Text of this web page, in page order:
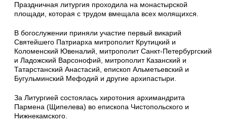
Праздничная литургия проходила на монастырской
площади, которая с трудом вмещала всех молящихся.
В богослужении приняли участие первый викарий
Святейшего Патриарха митрополит Крутицкий и
Коломенский Ювеналий, митрополит Санкт-Петербургский
и Ладожский Варсонофий, митрополит Казанский и
Татарстанский Анастасий, епископ Альметьевский и
Бугульминский Мефодий и другие архипастыри.
За Литургией состоялась хиротония архимандрита
Пармена (Щипелева) во епископа Чистопольского и
Нижнекамского.